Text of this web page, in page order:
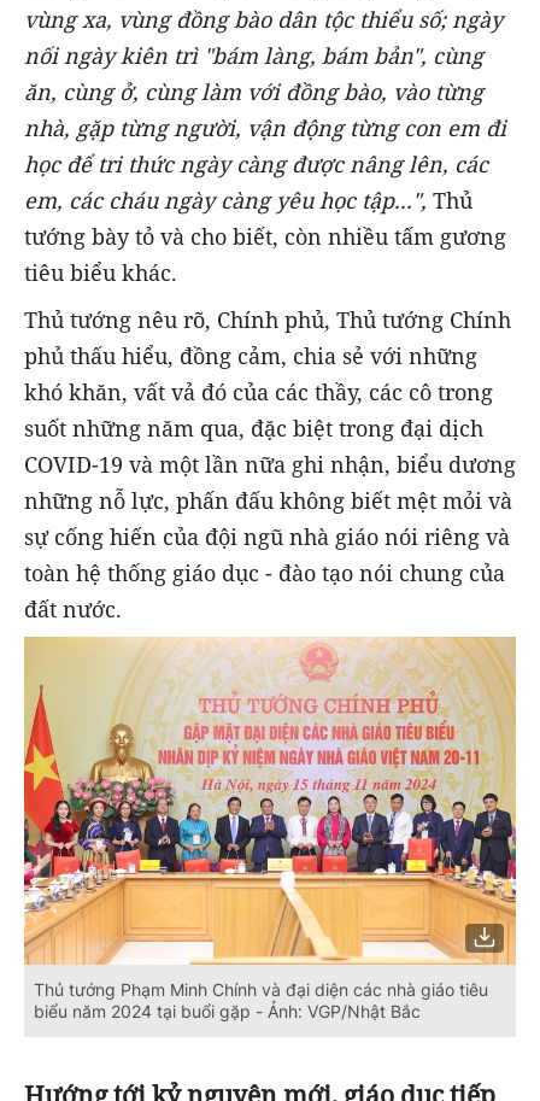
vùng xa, vùng đồng bào dân tộc thiểu số; ngày
nối ngày kiên trì "bám làng, bám bản", cùng
ăn, cùng ở, cùng làm với đồng bào, vào từng
nhà, gặp từng người, vận động từng con em đi
học để tri thức ngày càng được nâng lên, các
em, các cháu ngày càng yêu học tập...", Thủ
tướng bày tỏ và cho biết, còn nhiều tấm gương
tiêu biểu khác.
Thủ tướng nêu rõ, Chính phủ, Thủ tướng Chính
phủ thấu hiểu, đồng cảm, chia sẻ với những
khó khăn, vất vả đó của các thầy, các cô trong
suốt những năm qua, đặc biệt trong đại dịch
COVID-19 và một lần nữa ghi nhận, biểu dương
những nỗ lực, phấn đấu không biết mệt mỏi và
sự cống hiến của đội ngũ nhà giáo nói riêng và
toàn hệ thống giáo dục - đào tạo nói chung của
đất nước.
Thủ tướng Phạm Minh Chính và đại diện các nhà giáo tiêu
biểu năm 2024 tại buổi gặp - Ảnh: VGP/Nhật Bắc